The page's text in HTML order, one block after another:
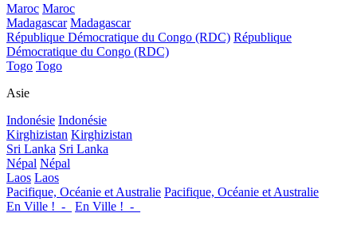
Maroc Maroc
Madagascar Madagascar
République Démocratique du Congo (RDC) République
Démocratique du Congo (RDC)
Togo Togo
Asie
Indonésie Indonésie
Kirghizistan Kirghizistan
Sri Lanka Sri Lanka
Népal Népal
Laos Laos
Pacifique, Océanie et Australie Pacifique, Océanie et Australie
En Ville !_-_
En Ville !_-_